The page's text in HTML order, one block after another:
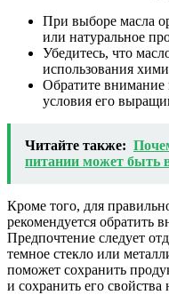
При выборе масла
или натуральное
Убедитесь, что
использования
Обратите внимание
условия его
Читайте также:
питании может быть
Кроме того, для
рекомендуется обратить
Предпочтение следует
темное стекло или
поможет сохранить
и сохранить его свойства